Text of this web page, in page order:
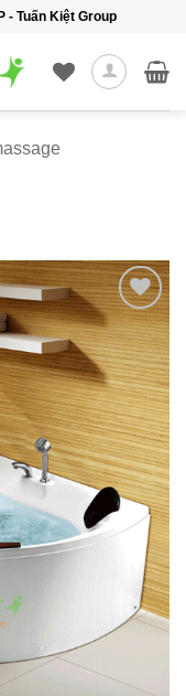
- Tuấn Kiệt Group
Add to
wishlist